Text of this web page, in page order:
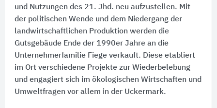
und Nutzungen des 21. Jhd. neu aufzustellen. Mit
der politischen Wende und dem Niedergang der
landwirtschaftlichen Produktion werden die
Gutsgebäude Ende der 1990er Jahre an die
Unternehmerfamilie Fiege verkauft. Diese etabliert
im Ort verschiedene Projekte zur Wiederbelebung
und engagiert sich im ökologischen Wirtschaften und
Umweltfragen vor allem in der Uckermark.